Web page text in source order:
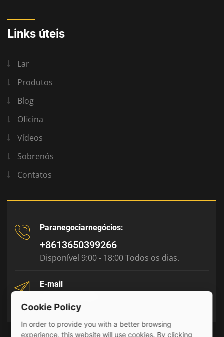
Links úteis
Lar
Produtos
Blog
Oficina
Vídeos
Sobrenós
Contatos
Paranegociarnegócios:
+8613650399266
Disponível 9:00 - 18:00 Todos os dias.
E-mail
Cookie Policy
In order to provide you with a better browsing
experience, this website will use cookies. By clicking